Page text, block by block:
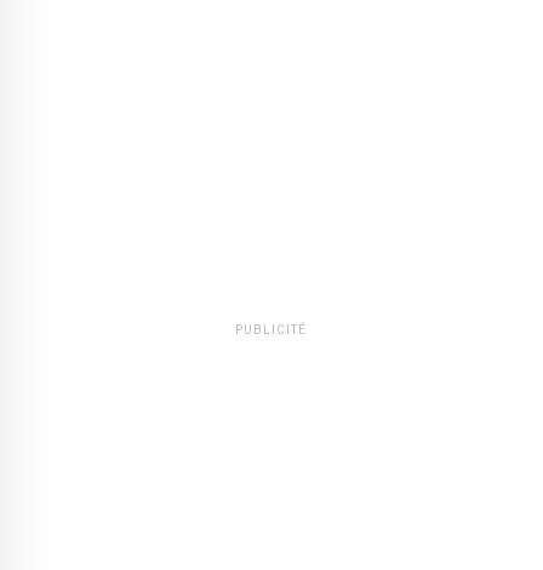
PUBLICITÉ